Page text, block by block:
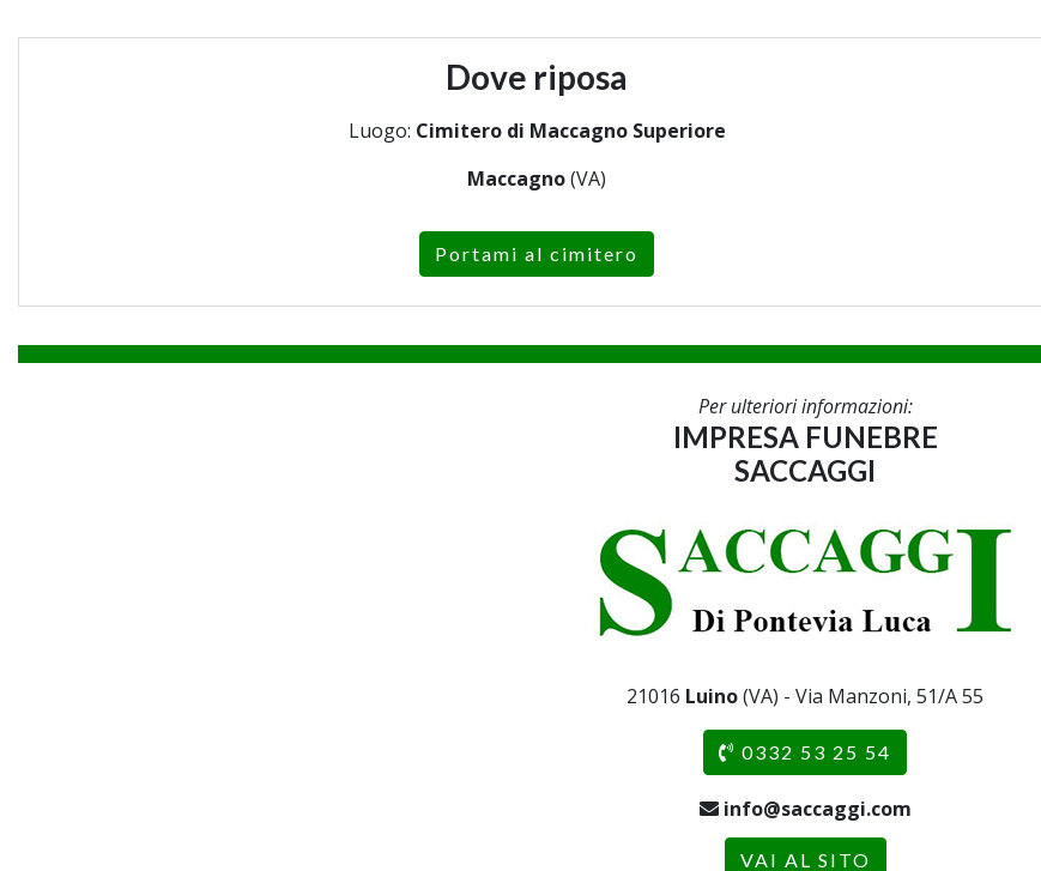
Dove riposa
Luogo: Cimitero di Maccagno Superiore
Maccagno(VA)
Portami al cimitero
Per ulteriori informazioni:
IMPRESA FUNEBRE
SACCAGGI
21016 Luino(VA) - Via Manzoni, 51/A 55
0332 53 25 54
info@saccaggi.com
VAI AL SITO